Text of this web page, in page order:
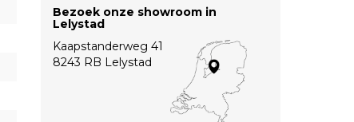
Bezoek onze showroom in
Lelystad
Kaapstanderweg 41
8243 RB Lelystad